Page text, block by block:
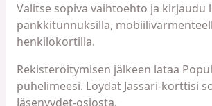
Valitse sopiva vaihtoehto ja kirjaudu
pankkitunnuksilla,
henkilökortilla.
Rekisteröitymisen jälkeen lataa
puhelimeesi. Löydät Jässäri-korttisi
Jäsenyydet-osiosta.